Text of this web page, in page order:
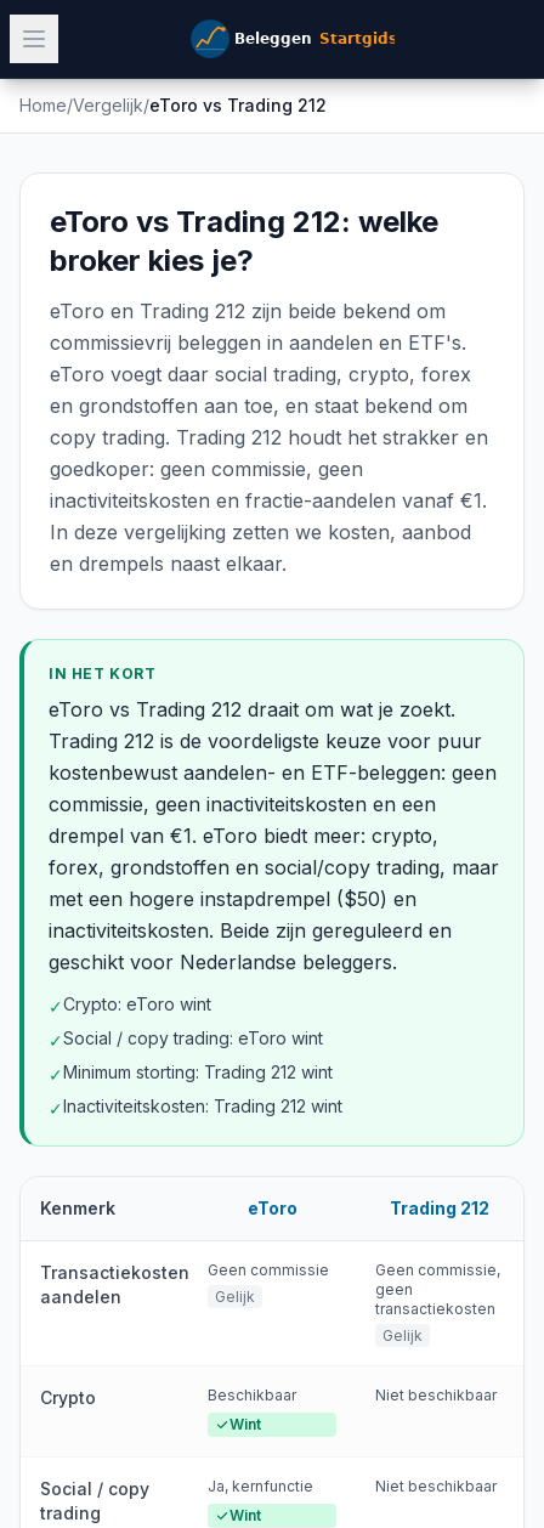
Home/Vergelijk/eToro vs Trading 212
eToro vs Trading 212: welke
broker kies je?
eToro en Trading 212 zijn beide bekend om
commissievrij beleggen in aandelen en ETF's.
eToro voegt daar social trading, crypto, forex
en grondstoffen aan toe, en staat bekend om
copy trading. Trading 212 houdt het strakker en
goedkoper: geen commissie, geen
inactiviteitskosten en fractie-aandelen vanaf €1.
In deze vergelijking zetten we kosten, aanbod
en drempels naast elkaar.
IN HET KORT
eToro vs Trading 212 draait om wat je zoekt.
Trading 212 is de voordeligste keuze voor puur
kostenbewust aandelen- en ETF-beleggen: geen
commissie, geen inactiviteitskosten en een
drempel van €1. eToro biedt meer: crypto,
forex, grondstoffen en social/copy trading, maar
met een hogere instapdrempel ($50) en
inactiviteitskosten. Beide zijn gereguleerd en
geschikt voor Nederlandse beleggers.
✓Crypto: eToro wint
✓Social / copy trading: eToro wint
✓Minimum storting: Trading 212 wint
✓Inactiviteitskosten: Trading 212 wint
Kenmerk eToro Trading 212
Transactiekosten
aandelen
Geen commissie
Gelijk
Geen commissie,
geen
transactiekosten
Gelijk
Crypto
Beschikbaar
Wint
Niet beschikbaar
Social / copy
trading
Ja, kernfunctie
Wint
Niet beschikbaar